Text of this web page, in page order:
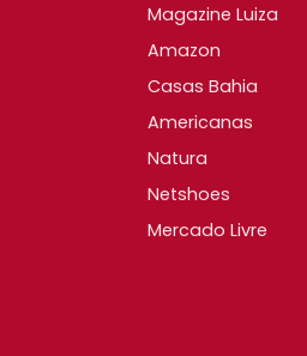
Magazine Luiza
Amazon
Casas Bahia
Americanas
Natura
Netshoes
Mercado Livre